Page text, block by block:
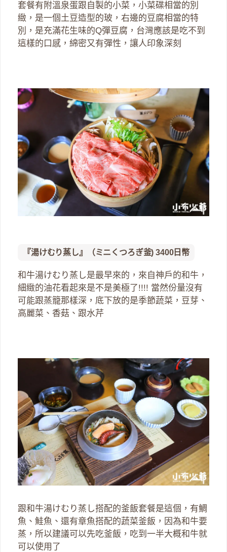
套餐有附溫泉蛋跟自製的小菜，小菜碟相當的別
緻，是一個土豆造型的玻，右邊的豆腐相當的特
別，是充滿花生味的Q彈豆腐，台灣應該是吃不到
這樣的口感，綿密又有彈性，讓人印象深刻
『湯けむり蒸し』（ミニくつろぎ釜) 3400日幣
和牛湯けむり蒸し是最早來的，來自神戶的和牛，
細緻的油花看起來是不是美極了!!!! 當然份量沒有
可能跟蒸籠那樣深，底下放的是季節蔬菜，豆芽、
高麗菜、香菇、跟水芹
跟和牛湯けむり蒸し搭配的釜飯套餐是這個，有鯛
魚、鮭魚、還有章魚搭配的蔬菜釜飯，因為和牛要
蒸，所以建議可以先吃釜飯，吃到一半大概和牛就
可以使用了